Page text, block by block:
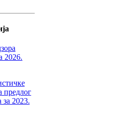
2026.
предлог
2023.